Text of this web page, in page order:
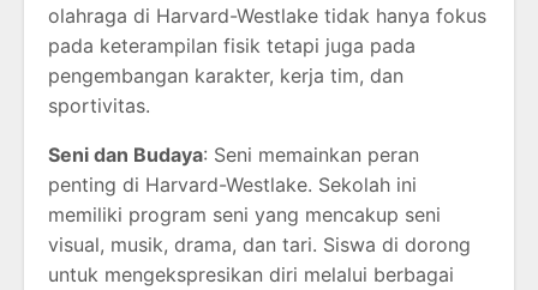
olahraga di Harvard-Westlake tidak hanya fokus
pada keterampilan fisik tetapi juga pada
pengembangan karakter, kerja tim, dan
sportivitas.
Seni dan Budaya: Seni memainkan peran
penting di Harvard-Westlake. Sekolah ini
memiliki program seni yang mencakup seni
visual, musik, drama, dan tari. Siswa di dorong
untuk mengekspresikan diri melalui berbagai